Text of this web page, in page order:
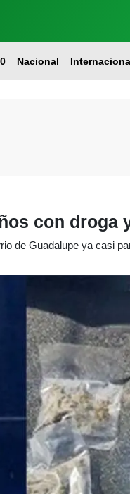
Nacional
con
de Guadalupe ya casi